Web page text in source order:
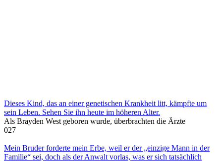
Dieses Kind, das an einer genetischen Krankheit litt, kämpfte um
sein Leben. Sehen Sie ihn heute im höheren Alter.
Als Brayden West geboren wurde, überbrachten die Ärzte
027
Mein Bruder forderte mein Erbe, weil er der „einzige Mann in der
Familie“ sei, doch als der Anwalt vorlas, was er sich tatsächlich